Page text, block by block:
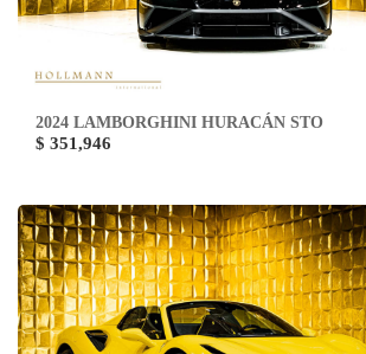
2024 LAMBORGHINI HURACÁN STO
$ 351,946